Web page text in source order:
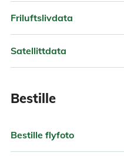
Friluftslivdata
Satellittdata
Bestille
Bestille flyfoto